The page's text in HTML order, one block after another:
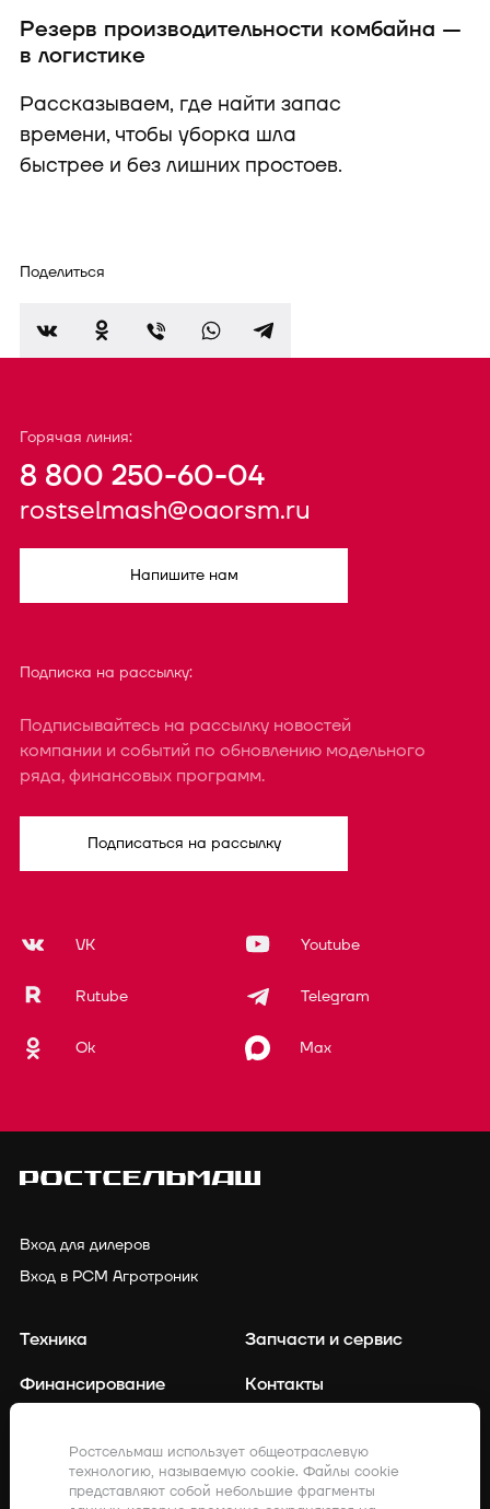
Резерв производительности комбайна —
в логистике
Рассказываем, где найти запас
времени, чтобы уборка шла
быстрее и без лишних простоев.
Поделиться
Горячая линия:
8 800 250-60-04
rostselmash@oaorsm.ru
Напишите нам
Подписка на рассылку:
Подписывайтесь на рассылку новостей
компании и событий по обновлению модельного
ряда, финансовых программ.
Подписаться на рассылку
VK Youtube
Rutube Telegram
Ok Max
Вход для дилеров
Вход в РСМ Агротроник
Техника
Финансирование
Закупки
Запчасти и сервис
Контакты
Акции
Ростсельмаш использует общеотраслевую
технологию, называемую cookie. Файлы cookie
представляют собой небольшие фрагменты